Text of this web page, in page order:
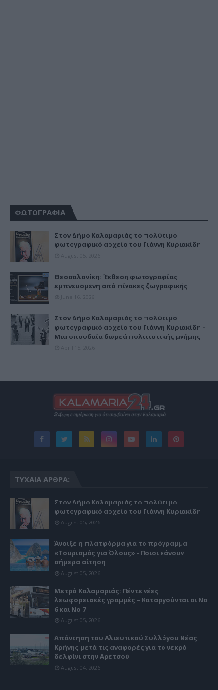
ΦΩΤΟΓΡΑΦΙΑ
Στον Δήμο Καλαμαριάς το πολύτιμο
φωτογραφικό αρχείο του Γιάννη Κυριακίδη
Θεσσαλονίκη: Έκθεση φωτογραφίας
εμπνευσμένη από πίνακες ζωγραφικής
Στον Δήμο Καλαμαριάς το πολύτιμο
φωτογραφικό αρχείο του Γιάννη Κυριακίδη –
Μια σπουδαία δωρεά πολιτιστικής μνήμης
ΤΥΧΑΊΑ ΆΡΘΡΑ:
Στον Δήμο Καλαμαριάς το πολύτιμο
φωτογραφικό αρχείο του Γιάννη Κυριακίδη
August 05, 2026
Άνοιξε η πλατφόρμα για το πρόγραμμα
«Τουρισμός για Όλους» - Ποιοι κάνουν
σήμερα αίτηση
August 05, 2026
Μετρό Καλαμαριάς: Πέντε νέες
λεωφορειακές γραμμές – Καταργούνται οι Νο
6 και Νο 7
August 05, 2026
Απάντηση του Αλιευτικού Συλλόγου Νέας
Κρήνης μετά τις αναφορές για το νεκρό
δελφίνι στην Αρετσού
August 04, 2026